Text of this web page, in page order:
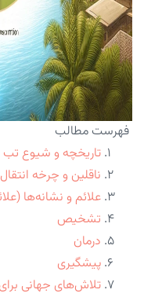
فهرست مطالب
تاریخچه و شیوع تب
ناقلین و چرخه انتقال
علائم و نشانه‌ها
تشخیص
درمان
پیشگیری
تلاش‌های جهانی